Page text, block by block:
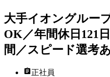
大手イオングルー
OK／年間休日121
間／スピード選考
正社員